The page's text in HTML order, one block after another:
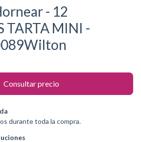
- 12
TARTA MINI -
durante toda la compra.